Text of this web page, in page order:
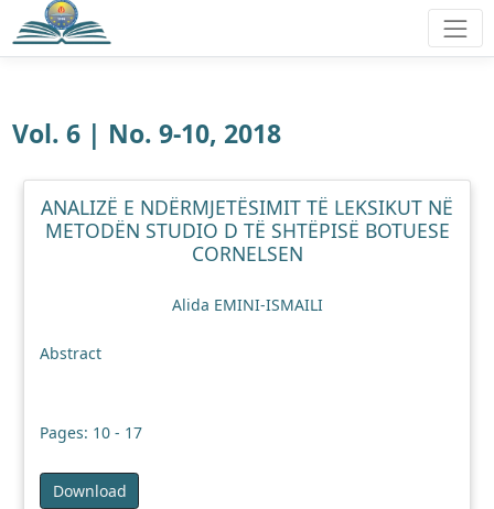
Vol. 6 | No. 9-10, 2018
ANALIZË E NDËRMJETËSIMIT TË LEKSIKUT NË
METODËN STUDIO D TË SHTËPISË BOTUESE
CORNELSEN
Alida EMINI-ISMAILI
Abstract
Pages: 10 - 17
Download